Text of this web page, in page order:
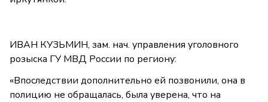
ИВАН КУЗЬМИН, зам. нач. управления уголовного
розыска ГУ МВД России по региону:
«Впоследствии дополнительно ей позвонили, она в
полицию не обращалась, была уверена, что на